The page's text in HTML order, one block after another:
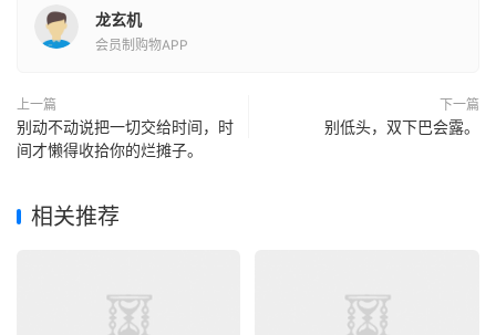
龙玄机
会员制购物APP
上一篇
别动不动说把一切交给时间，时
间才懒得收拾你的烂摊子。
下一篇
别低头，双下巴会露。
相关推荐